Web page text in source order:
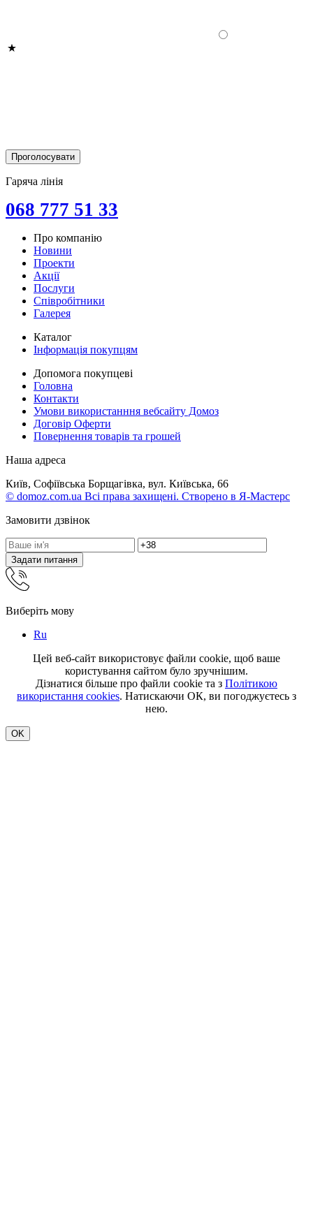
Гаряча лінія
068 777 51 33
Про компанію
Новини
Проекти
Акції
Послуги
Співробітники
Галерея
Каталог
Інформація покупцям
Допомога покупцеві
Головна
Контакти
Умови використанння вебсайту Домоз
Договір Оферти
Повернення товарів та грошей
Наша адреса
Київ, Софіївська Борщагівка, вул. Київська, 66
© domoz.com.ua Всі права захищені. Створено в Я-Мастерс
Замовити дзвінок
Задати питання
Виберіть мову
Ru
Цей веб-сайт використовує файли cookie, щоб ваше
користування сайтом було зручнішим.
Дізнатися більше про файли cookie та з Політикою
використання cookies. Натискаючи ОК, ви погоджуєтесь з
нею.
OK